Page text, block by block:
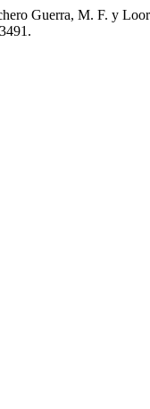
Guerra, M. F. y